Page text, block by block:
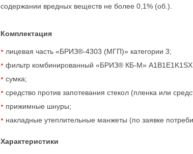
содержании вредных веществ не более 0,1% (об.).
Комплектация
лицевая часть «БРИЗ®-4303 (МГП)» категории 3;
фильтр комбинированный «БРИЗ® КБ-М»
сумка;
средство против запотевания стекол (пленка или
прижимные шнуры;
накладные утеплительные манжеты (по заявке
Характеристики